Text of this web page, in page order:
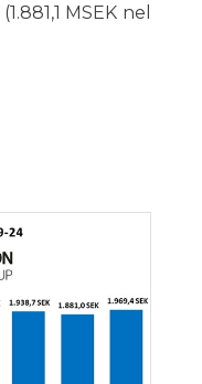
(1.881,1 MSEK nel